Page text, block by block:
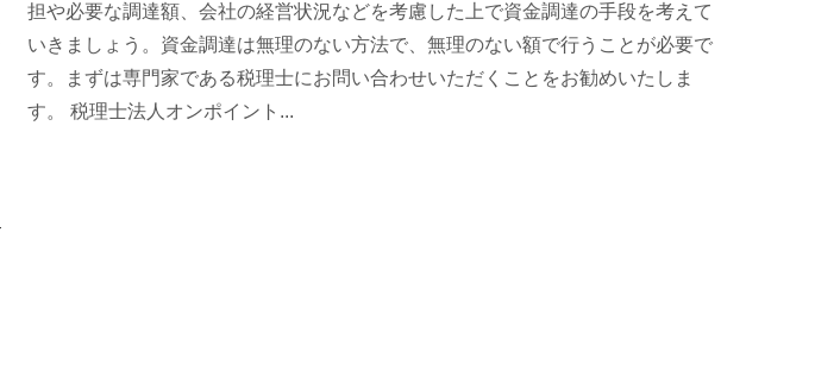
担や必要な調達額、会社の経営状況などを考慮した上で資金調達の手段を考えて
いきましょう。資金調達は無理のない方法で、無理のない額で行うことが必要で
す。まずは専門家である税理士にお問い合わせいただくことをお勧めいたしま
す。 税理士法人オンポイント...